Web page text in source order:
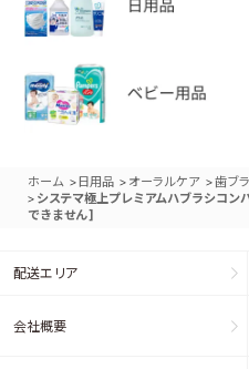
ホーム > 日用品 > オーラルケア >歯ブ
> システマ極上プレミアムハブラシコ
できません]
配送エリア
会社概要